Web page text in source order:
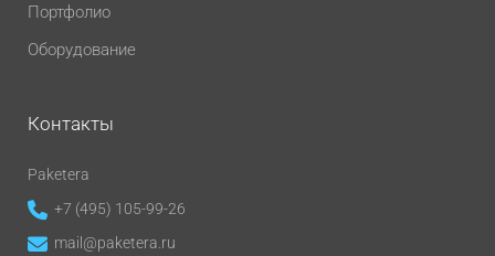
Портфолио
Оборудование
Контакты
Paketera
+7 (495) 105-99-26
mail@paketera.ru